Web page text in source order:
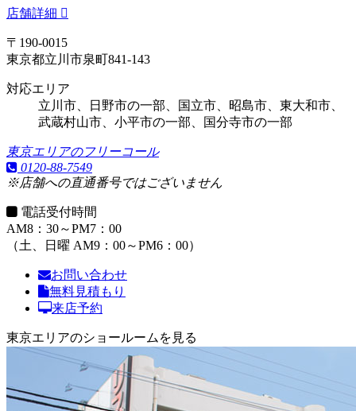
店舗詳細
〒190-0015
東京都立川市泉町841-143
対応エリア
立川市、日野市の一部、国立市、昭島市、東大和市、
武蔵村山市、 小平市の一部 国分寺市の一部
東京エリアのフリーコール
0120-88-7549
※店舗への直通番号ではございません
電話受付時間
AM8：30～PM7：00
（土、日曜 AM9：00～PM6：00）
お問い合わせ
無料見積もり
来店予約
東京エリアのショールームを見る